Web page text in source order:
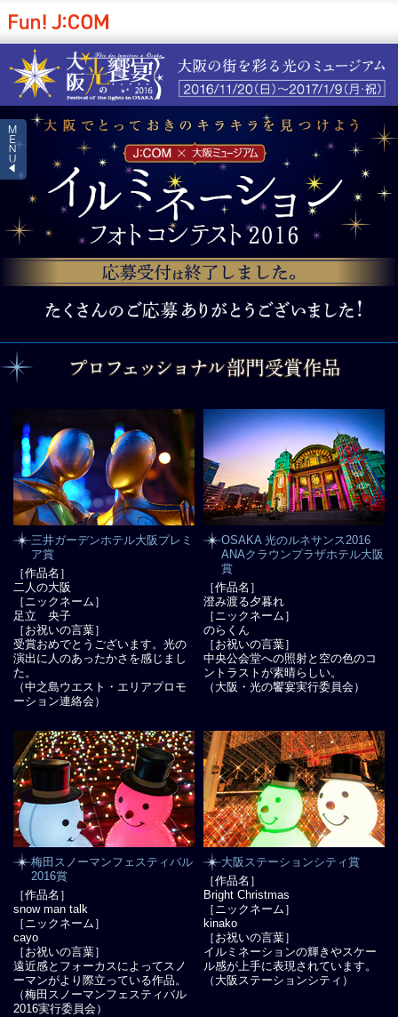
三井ガーデンホテル大阪プレミ
ア賞
［作品名］
二人の大阪
［ニックネーム］
足立 央子
［お祝いの言葉］
受賞おめでとうございます。光の
演出に人のあったかさを感じまし
た。
（中之島ウエスト・エリアプロモ
ーション連絡会）
OSAKA 光のルネサンス2016
ANAクラウンプラザホテル大阪
賞
［作品名］
澄み渡る夕暮れ
［ニックネーム］
のらくん
［お祝いの言葉］
中央公会堂への照射と空の色のコ
ントラストが素晴らしい。
（大阪・光の饗宴実行委員会）
梅田スノーマンフェスティバル
2016賞
［作品名］
snow man talk
［ニックネーム］
cayo
［お祝いの言葉］
遠近感とフォーカスによってスノ
ーマンがより際立っている作品。
（梅田スノーマンフェスティバル
2016実行委員会）
大阪ステーションシティ賞
［作品名］
Bright Christmas
［ニックネーム］
kinako
［お祝いの言葉］
イルミネーションの輝きやスケー
ル感が上手に表現されています。
（大阪ステーションシティ）